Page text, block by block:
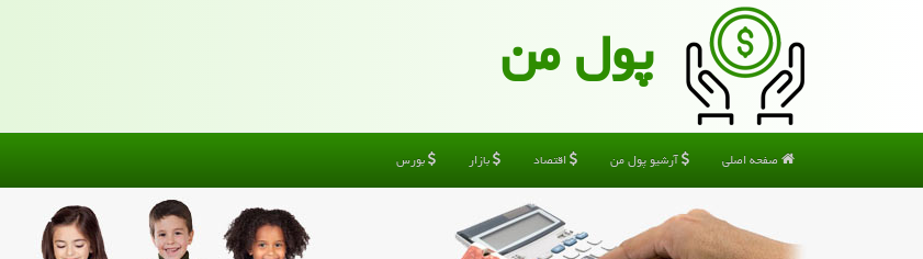
پول من
صفحه اصلی آرشیو پول من اقتصاد بازار بورس